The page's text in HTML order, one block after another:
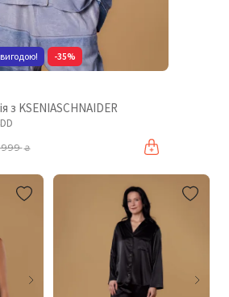
-35%
з KSENIASCHNAIDER
999₴